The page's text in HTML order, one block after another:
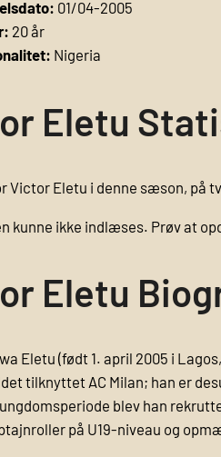
01/04-2005
20 år
Nigeria
Eletu
Victor Eletu i denne sæson, på
kunne ikke indlæses. Prøv at
Eletu
Eletu (født 1. april 2005 i
tilknyttet AC Milan; han er
blev han
på U19-niveau og